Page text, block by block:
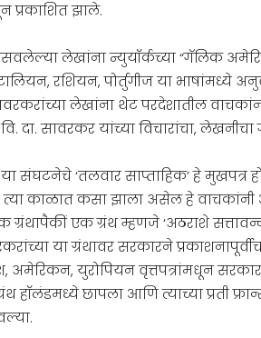
वृत्तपत्रांतून प्रकाशित
लेखांना न्युयॉर्कच्या “गॅलिक
रशियन, पोर्तुगीज या भाषांमध्ये
लेखांना थेट परदेशातील
दा. सावरकर यांच्या विचारांचा, लेखनीचा
संघटनेचे ‘तलवार साप्ताहिक’ हे मुखपत्र
त्या काळात कसा झाला असेल हे
एक ग्रंथ म्हणजे ‘अठराशे
या ग्रंथावर सरकारने
अमेरिकन, युरोपियन वृत्तपत्रांमधून
हॉलंडमध्ये छापला आणि त्याच्या प्रती